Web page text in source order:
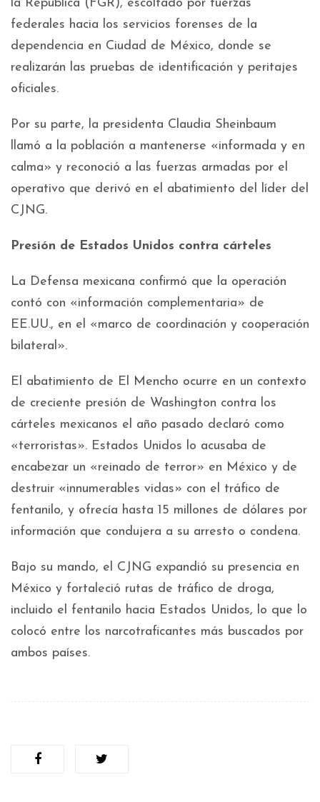
la República (FGR), escoltado por fuerzas
federales hacia los servicios forenses de la
dependencia en Ciudad de México, donde se
realizarán las pruebas de identificación y peritajes
oficiales.
Por su parte, la presidenta Claudia Sheinbaum
llamó a la población a mantenerse «informada y en
calma» y reconoció a las fuerzas armadas por el
operativo que derivó en el abatimiento del líder del
CJNG.
Presión de Estados Unidos contra cárteles
La Defensa mexicana confirmó que la operación
contó con «información complementaria» de
EE.UU., en el «marco de coordinación y cooperación
bilateral».
El abatimiento de El Mencho ocurre en un contexto
de creciente presión de Washington contra los
cárteles mexicanos el año pasado declaró como
«terroristas». Estados Unidos lo acusaba de
encabezar un «reinado de terror» en México y de
destruir «innumerables vidas» con el tráfico de
fentanilo, y ofrecía hasta 15 millones de dólares por
información que condujera a su arresto o condena.
Bajo su mando, el CJNG expandió su presencia en
México y fortaleció rutas de tráfico de droga,
incluido el fentanilo hacia Estados Unidos, lo que lo
colocó entre los narcotraficantes más buscados por
ambos países.